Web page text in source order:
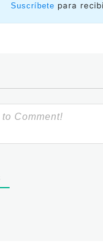
Suscríbete para